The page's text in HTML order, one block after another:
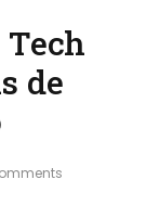
de